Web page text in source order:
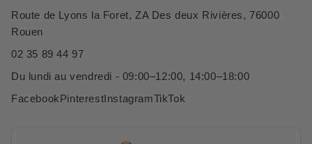
Route de Lyons la Foret, ZA Des deux Rivières, 76000
Rouen
02 35 89 44 97
Du lundi au vendredi - 09:00–12:00, 14:00–18:00
FacebookPinterestInstagramTikTok